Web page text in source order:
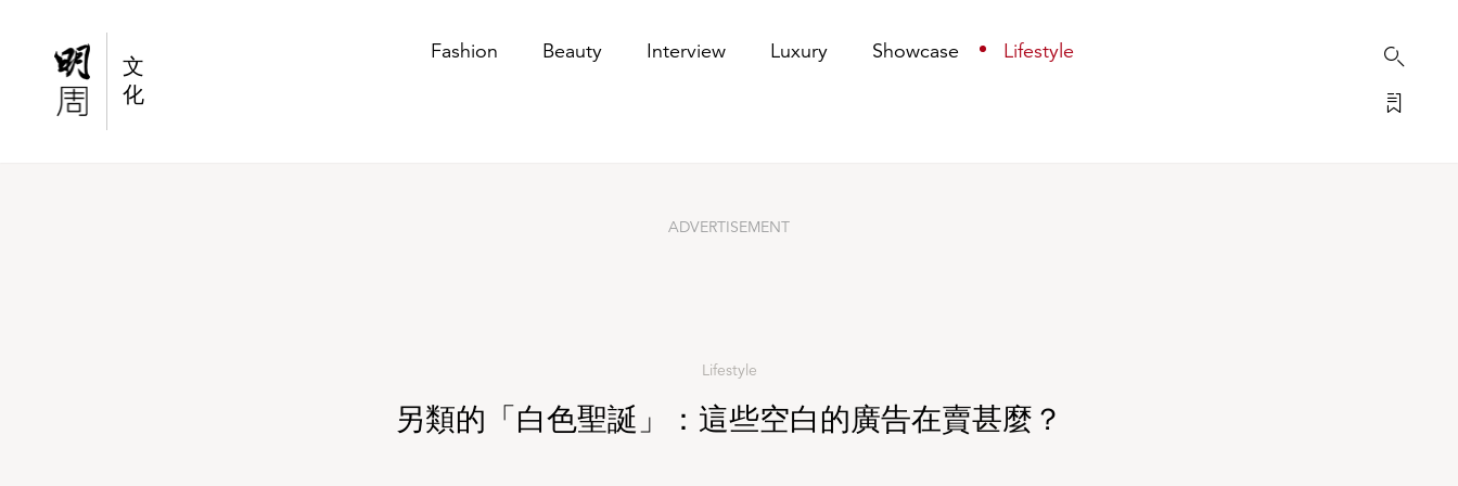
文
化
Fashion Beauty Interview Luxury Showcase Lifestyle
ADVERTISEMENT
Lifestyle
另類的「白色聖誕」：這些空白的廣告在賣甚麼？